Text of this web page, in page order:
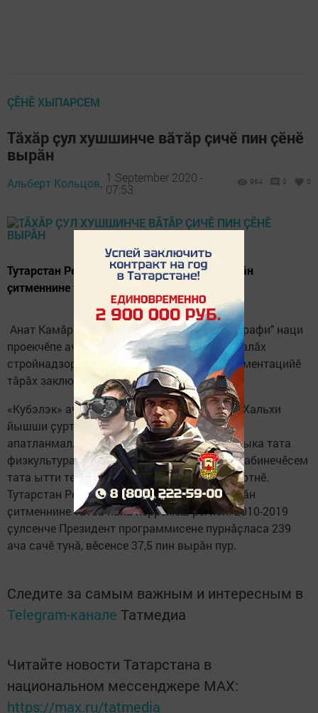
ÇӖНӖ ХЫПАРСЕМ
Тӑхӑр ҫул хушшинче вӑтӑр ҫичӗ пин ҫӗнӗ
вырӑн
Альберт Кольцов, 1 September 2020 -
07:53
964 0 0
Тутарстан Республики – ача сачӗсенче вырӑн
ҫитменнине татса панӑ пӗрремӗш регион
Анат Камӑри 29-мӗш микрорайонра "Демографи" наци
проекчӗпе ача садне туса пӗтернӗ. ТР Патшалӑх
стройнадзорӗн инспекцийӗ ӑна проект документацийӗ
тӑрӑх заключени ҫырса панӑ.
«Кубэлэк» ача сачӗ 260 ача шӑнӑҫтараять. Хальхи
йышши ҫуртра вылямалли, ҫывӑрмалли,
апатланмалли, салтӑнмалли пӳлӗмсем, музыка тата
физкультура залӗсем, психологпа логопед кабинечӗсем
тата ытти те. Таврари территорие хӑтлӑх кӗртнӗ.
Тутарстан Республики – ача сачӗсенче вырӑн
ҫитменнине татса панӑ пӗрремӗш регион. 2010-2019
ҫулсенче Президент программисене пурнӑҫласа 239
ача сачӗ тунӑ, вӗсенсе 37,5 пин вырӑн пур.
Следите за самым важным и интересным в
Telegram-канале Татмедиа
Читайте новости Татарстана в
национальном мессенджере MАХ:
https://max.ru/tatmedia